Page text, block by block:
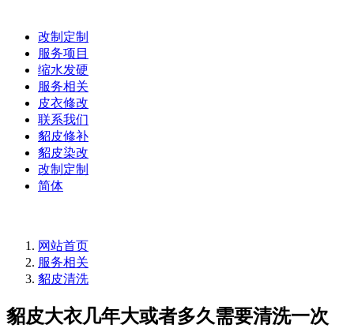
改制定制
服务项目
缩水发硬
服务相关
皮衣修改
联系我们
貂皮修补
貂皮染改
改制定制
简体
网站首页
服务相关
貂皮清洗
貂皮大衣几年大或者多久需要清洗一次